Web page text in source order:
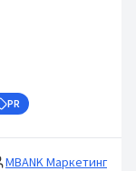
PR
MBANK Маркетинг